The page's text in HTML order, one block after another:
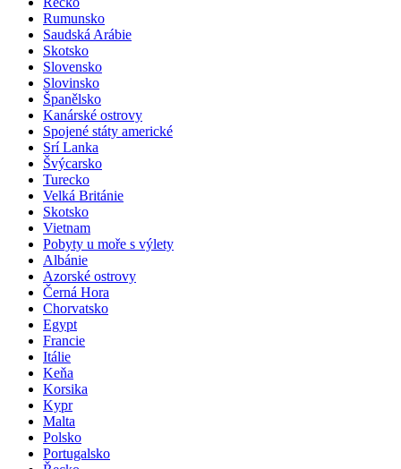
Rumunsko
Saudská Arábie
Skotsko
Slovensko
Slovinsko
Španělsko
Kanárské ostrovy
Spojené státy americké
Srí Lanka
Švýcarsko
Turecko
Velká Británie
Skotsko
Vietnam
Pobyty u moře s výlety
Albánie
Azorské ostrovy
Černá Hora
Chorvatsko
Egypt
Francie
Itálie
Keňa
Korsika
Kypr
Malta
Polsko
Portugalsko